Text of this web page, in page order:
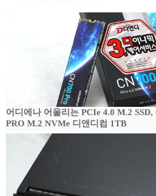
어디에나 어울리는 PCIe 4.0 M.2
PRO M.2 NVMe 디앤디컴 1TB